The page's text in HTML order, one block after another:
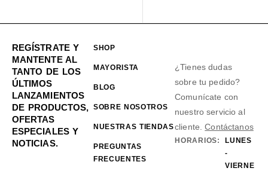
REGÍSTRATE Y
MANTENTE AL
TANTO DE LOS
ÚLTIMOS
LANZAMIENTOS
DE PRODUCTOS,
OFERTAS
ESPECIALES Y
NOTICIAS.
SHOP
MAYORISTA
BLOG
SOBRE NOSOTROS
NUESTRAS TIENDAS
PREGUNTAS
FRECUENTES
¿Tienes dudas
sobre tu pedido?
Comunícate con
nuestro servicio al
cliente.Contáctanos
HORARIOS:
LUNES
-
VIERNE